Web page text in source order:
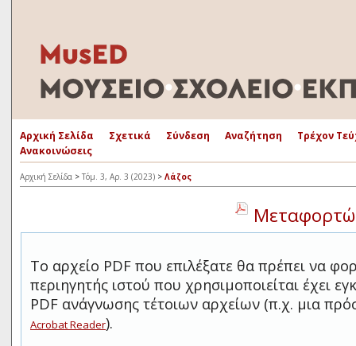
Αρχική Σελίδα Σχετικά Σύνδεση Αναζήτηση
Τρέχον
Ανακοινώσεις
Αρχική Σελίδα > Τόμ. 3, Αρ. 3 (2023) > Λάζος
Το αρχείο PDF που επιλέξατε θα πρέπει να
περιηγητής ιστού που χρησιμοποιείται έχει
PDF ανάγνωσης τέτοιων αρχείων (π.χ. μια
Acrobat Reader).